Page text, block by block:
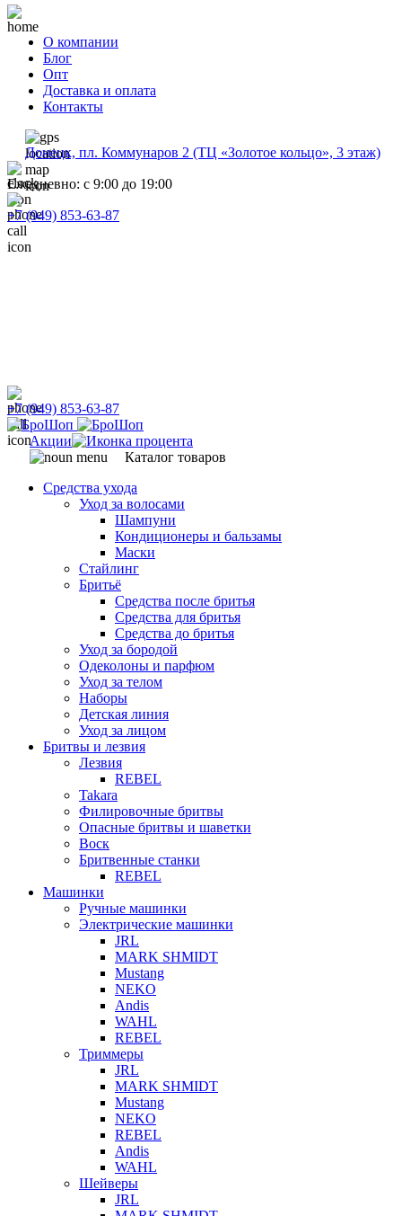
О компании
Блог
Опт
Доставка и оплата
Контакты
Донецк, пл. Коммунаров 2 (ТЦ «Золотое кольцо», 3 этаж)
Ежедневно: с 9:00 до 19:00
+7 (949) 853-63-87
+7 (949) 853-63-87
Акции
Каталог товаров
Средства ухода
Уход за волосами
Шампуни
Кондиционеры и бальзамы
Маски
Стайлинг
Бритьё
Средства после бритья
Средства для бритья
Средства до бритья
Уход за бородой
Одеколоны и парфюм
Уход за телом
Наборы
Детская линия
Уход за лицом
Бритвы и лезвия
Лезвия
REBEL
Takara
Филировочные бритвы
Опасные бритвы и шаветки
Воск
Бритвенные станки
REBEL
Машинки
Ручные машинки
Электрические машинки
JRL
MARK SHMIDT
Mustang
NEKO
Andis
WAHL
REBEL
Триммеры
JRL
MARK SHMIDT
Mustang
NEKO
REBEL
Andis
WAHL
Шейверы
JRL